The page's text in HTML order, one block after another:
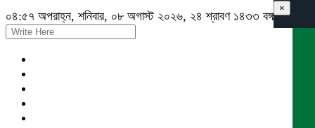
০৪:৫৭ অপরাহ্ন, শনিবার, ০৮ অগাস্ট ২০২৬, ২৪ শ্রাবণ ১৪৩৩ বঙ্গাব্দ
×